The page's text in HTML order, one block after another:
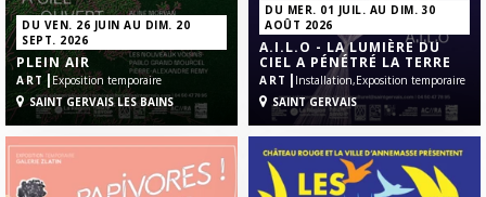
DU VEN. 26 JUIN AU DIM. 20
SEPT. 2026
PLEIN AIR
ART |Exposition temporaire
SAINT GERVAIS LES BAINS
DU MER. 01 JUIL. AU DIM. 30
AOÛT 2026
A.I.L.O - LA LUMIÈRE DU
CIEL A PÉNÉTRÉ LA TERRE
ART | Installation,Exposition temporaire
SAINT GERVAIS